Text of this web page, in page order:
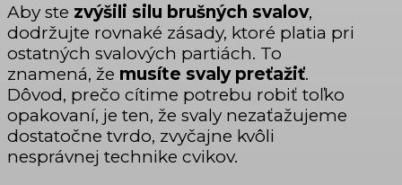
Aby ste zvýšili silu brušných svalov,
dodržujte rovnaké zásady, ktoré platia pri
ostatných svalových partiách. To
znamená, že musíte svaly preťažiť.
Dôvod, prečo cítime potrebu robiť toľko
opakovaní, je ten, že svaly nezaťažujeme
dostatočne tvrdo, zvyčajne kvôli
nesprávnej technike cvikov.